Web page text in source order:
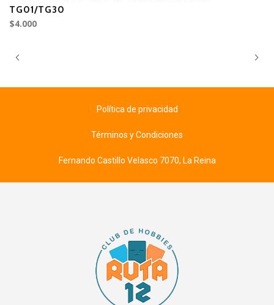
TG01/TG30
$4.000
Política de privacidad
Términos y Condiciones
Fernando Castillo Velasco 7070, La Reina